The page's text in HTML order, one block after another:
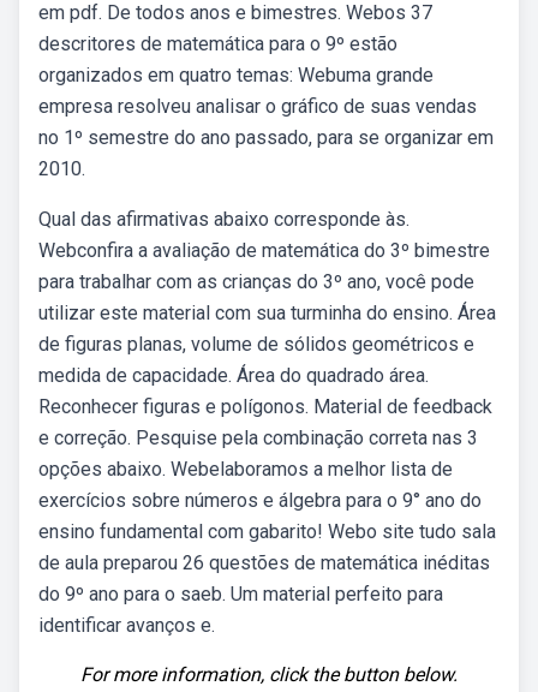
em pdf. De todos anos e bimestres. Webos 37
descritores de matemática para o 9º estão
organizados em quatro temas: Webuma grande
empresa resolveu analisar o gráfico de suas vendas
no 1º semestre do ano passado, para se organizar em
2010.
Qual das afirmativas abaixo corresponde às.
Webconfira a avaliação de matemática do 3º bimestre
para trabalhar com as crianças do 3º ano, você pode
utilizar este material com sua turminha do ensino. Área
de figuras planas, volume de sólidos geométricos e
medida de capacidade. Área do quadrado área.
Reconhecer figuras e polígonos. Material de feedback
e correção. Pesquise pela combinação correta nas 3
opções abaixo. Webelaboramos a melhor lista de
exercícios sobre números e álgebra para o 9° ano do
ensino fundamental com gabarito! Webo site tudo sala
de aula preparou 26 questões de matemática inéditas
do 9º ano para o saeb. Um material perfeito para
identificar avanços e.
For more information, click the button below.